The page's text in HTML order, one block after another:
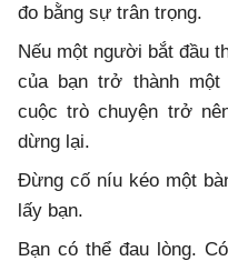
đo bằng sự trân trọng.
Nếu một người bắt đầu
của bạn trở thành một
cuộc trò chuyện trở
dừng lại.
Đừng cố níu kéo một
lấy bạn.
Bạn có thể đau lòng.